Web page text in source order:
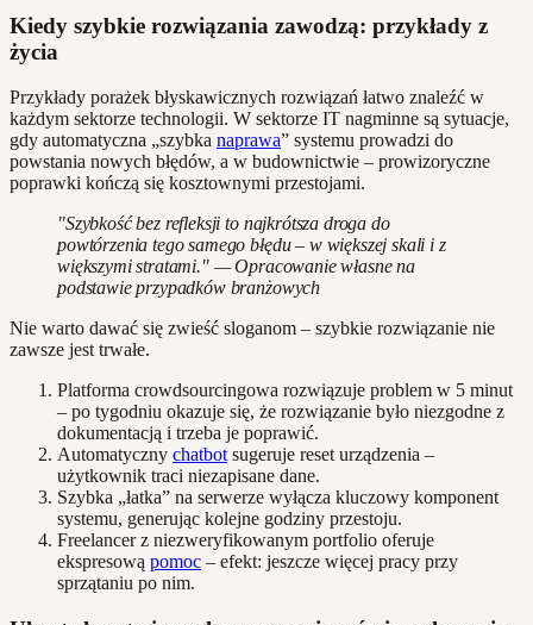
Kiedy szybkie rozwiązania zawodzą: przykłady z
życia
Przykłady porażek błyskawicznych rozwiązań łatwo znaleźć w
każdym sektorze technologii. W sektorze IT nagminne są sytuacje,
gdy automatyczna „szybka naprawa” systemu prowadzi do
powstania nowych błędów, a w budownictwie – prowizoryczne
poprawki kończą się kosztownymi przestojami.
"Szybkość bez refleksji to najkrótsza droga do
powtórzenia tego samego błędu – w większej skali i z
większymi stratami." — Opracowanie własne na
podstawie przypadków branżowych
Nie warto dawać się zwieść sloganom – szybkie rozwiązanie nie
zawsze jest trwałe.
Platforma crowdsourcingowa rozwiązuje problem w 5 minut
– po tygodniu okazuje się, że rozwiązanie było niezgodne z
dokumentacją i trzeba je poprawić.
Automatyczny chatbot sugeruje reset urządzenia –
użytkownik traci niezapisane dane.
Szybka „łatka” na serwerze wyłącza kluczowy komponent
systemu, generując kolejne godziny przestoju.
Freelancer z niezweryfikowanym portfolio oferuje
ekspresową pomoc – efekt: jeszcze więcej pracy przy
sprzątaniu po nim.